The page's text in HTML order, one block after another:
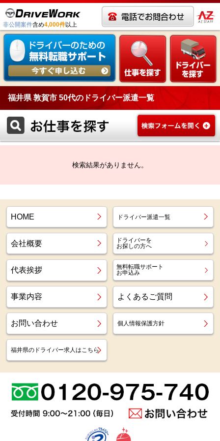
非公開案件含め4,000件以上
福井県 敦賀市 50代のドライバー派遣一覧
検索結果がありません。
HOME ドライバー派遣一覧
会社概要
ドライバーを
お探しの方へ
代表挨拶
無料転職サポート
お申込み
事業内容 よくあるご質問
お問い合わせ 個人情報保護方針
福井県のドライバー求人はこちら